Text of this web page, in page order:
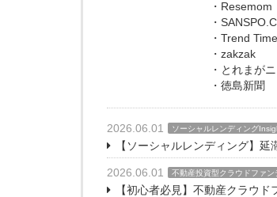
・Resemom
・
・Trend
・zakzak
・とれまが
・徳島新聞
2026.06.01 ソーシャルレンディング
【ソーシャルレンディング】
2026.06.01 不動産投資型クラウドファン
【初心者必見】不動産クラウ